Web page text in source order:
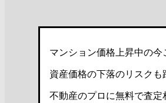
マンション価格上昇中の今
資産価格の下落のリスクも
不動産のプロに無料で査定